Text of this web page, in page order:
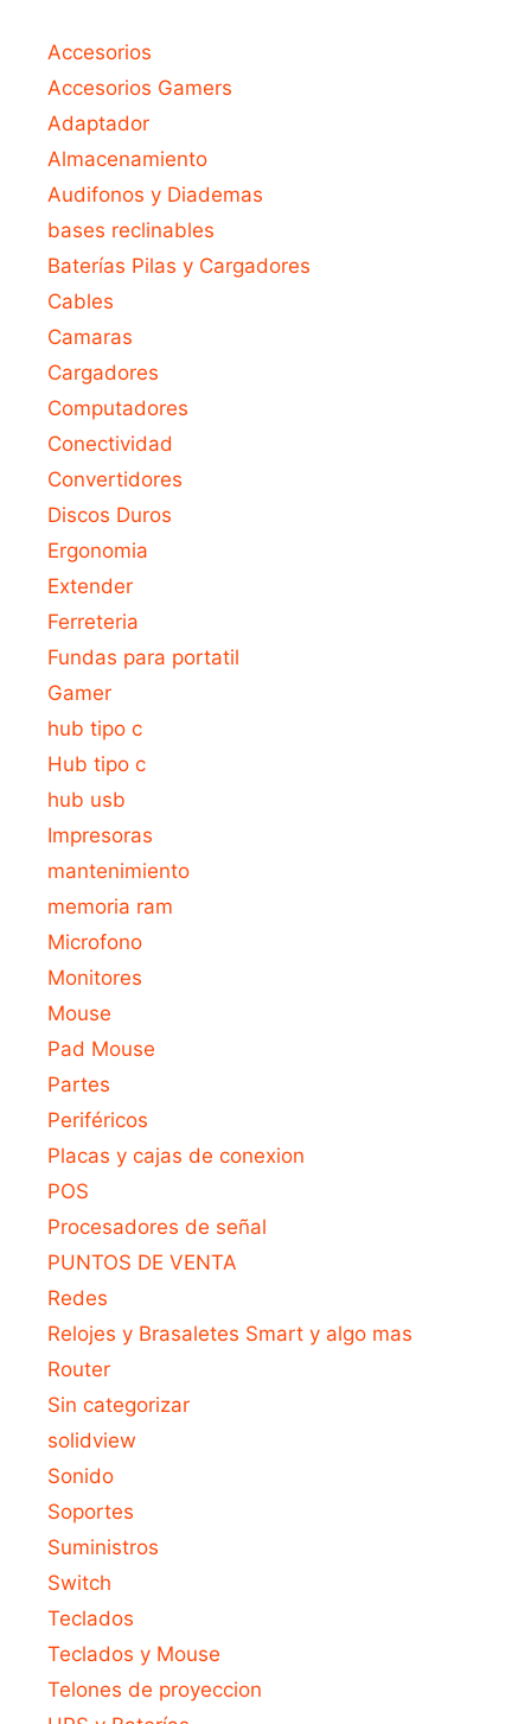
Accesorios
Accesorios Gamers
Adaptador
Almacenamiento
Audifonos y Diademas
bases reclinables
Baterías Pilas y Cargadores
Cables
Camaras
Cargadores
Computadores
Conectividad
Convertidores
Discos Duros
Ergonomia
Extender
Ferreteria
Fundas para portatil
Gamer
hub tipo c
Hub tipo c
hub usb
Impresoras
mantenimiento
memoria ram
Microfono
Monitores
Mouse
Pad Mouse
Partes
Periféricos
Placas y cajas de conexion
POS
Procesadores de señal
PUNTOS DE VENTA
Redes
Relojes y Brasaletes Smart y algo mas
Router
Sin categorizar
solidview
Sonido
Soportes
Suministros
Switch
Teclados
Teclados y Mouse
Telones de proyeccion